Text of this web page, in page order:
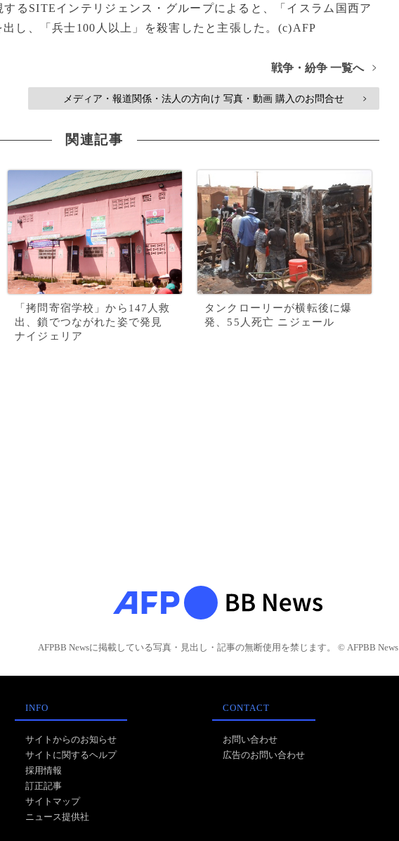
るSITEインテリジェンス・グループによると、「イスラム国西ア
出し、「兵士100人以上」を殺害したと主張した。(c)AFP
戦争・紛争 一覧へ >
メディア・報道関係・法人の方向け 写真・動画 購入のお問合せ >
関連記事
「拷問寄宿学校」から147人救
出、鎖でつながれた姿で発見
ナイジェリア
タンクローリーが横転後に爆
発、55人死亡 ニジェール
AFPBB Newsに掲載している写真・見出し・記事の無断使用を禁じます。 © AFPBB News
INFO
サイトからのお知らせ
サイトに関するヘルプ
採用情報
訂正記事
サイトマップ
ニュース提供社
CONTACT
お問い合わせ
広告のお問い合わせ